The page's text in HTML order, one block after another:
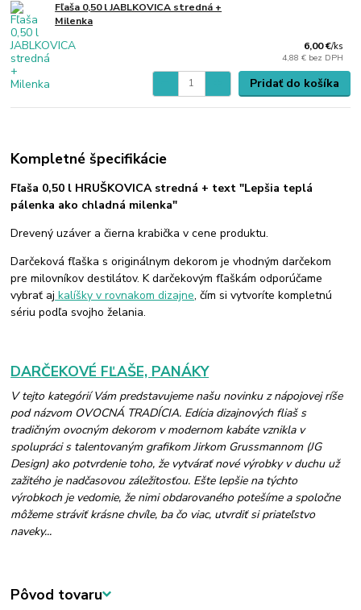
Fľaša 0,50 l JABLKOVICA stredná +
Milenka
6,00 €/ks
4,88 € bez DPH
Pridať do košíka
Kompletné špecifikácie
Fľaša 0,50 l HRUŠKOVICA stredná + text "Lepšia teplá
pálenka ako chladná milenka"
Drevený uzáver a čierna krabička v cene produktu.
Darčeková fľaška s originálnym dekorom je vhodným darčekom
pre milovníkov destilátov. K darčekovým fľaškám odporúčame
vybrať aj kalíšky v rovnakom dizajne, čím si vytvoríte kompletnú
sériu podľa svojho želania.
DARČEKOVÉ FĽAŠE, PANÁKY
V tejto kategórií Vám predstavujeme našu novinku z nápojovej ríše
pod názvom OVOCNÁ TRADÍCIA. Edícia dizajnových fliaš s
tradičným ovocným dekorom v modernom kabáte vznikla v
spolupráci s talentovaným grafikom Jirkom Grussmannom (JG
Design) ako potvrdenie toho, že vytvárať nové výrobky v duchu už
zažitého je nadčasovou záležitosťou. Ešte lepšie na týchto
výrobkoch je vedomie, že nimi obdarovaného potešíme a spoločne
môžeme stráviť krásne chvíle, ba čo viac, utvrdiť si priateľstvo
naveky...
Pôvod tovaru